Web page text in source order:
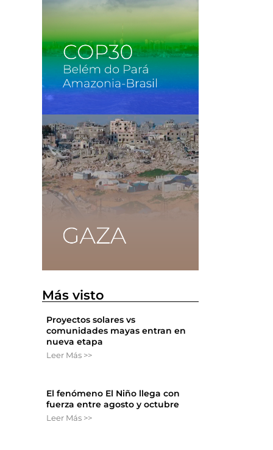
Más visto
Proyectos solares vs
comunidades mayas entran en
nueva etapa
Leer Más >>
El fenómeno El Niño llega con
fuerza entre agosto y octubre
Leer Más >>